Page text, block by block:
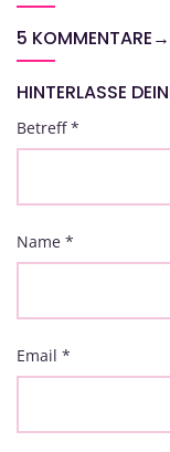
5 KOMMENTARE→
HINTERLASSE
Betreff*
Name *
Email *